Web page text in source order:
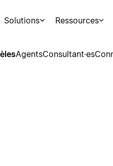
Solutions Ressources
AgentsConsultant·es